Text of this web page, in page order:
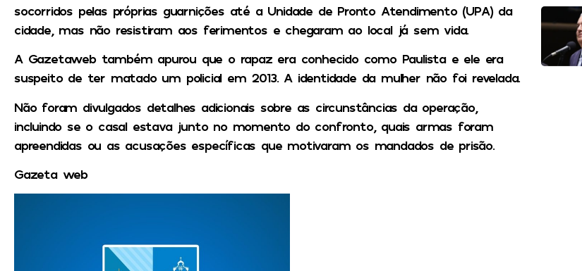
socorridos pelas próprias guarnições até a Unidade de Pronto Atendimento (UPA) da
cidade, mas não resistiram aos ferimentos e chegaram ao local já sem vida.
A Gazetaweb também apurou que o rapaz era conhecido como Paulista e ele era
suspeito de ter matado um policial em 2013. A identidade da mulher não foi revelada.
Não foram divulgados detalhes adicionais sobre as circunstâncias da operação,
incluindo se o casal estava junto no momento do confronto, quais armas foram
apreendidas ou as acusações específicas que motivaram os mandados de prisão.
Gazeta web